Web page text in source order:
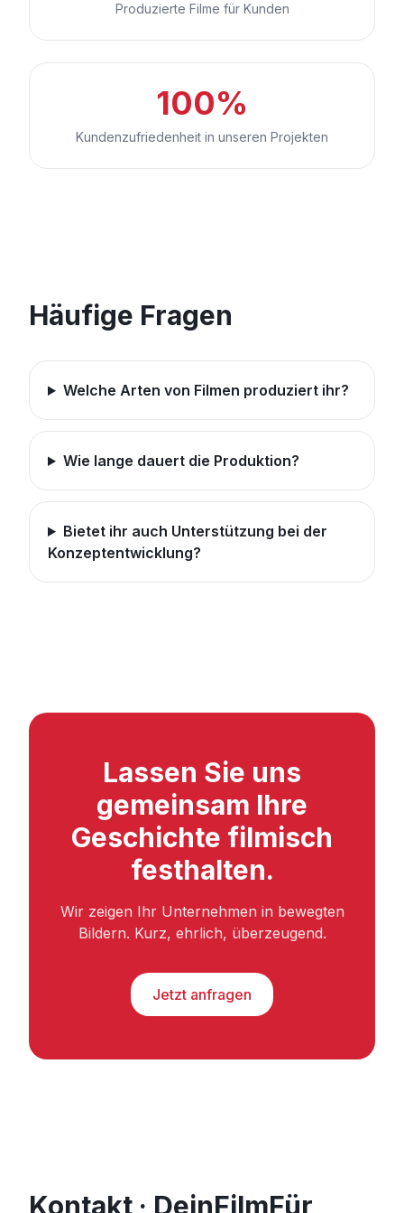
Produzierte Filme für Kunden
100%
Kundenzufriedenheit in unseren Projekten
Häufige Fragen
Welche Arten von Filmen produziert ihr?
Wie lange dauert die Produktion?
Bietet ihr auch Unterstützung bei der
Konzeptentwicklung?
Lassen Sie uns
gemeinsam Ihre
Geschichte filmisch
festhalten.
Wir zeigen Ihr Unternehmen in bewegten
Bildern. Kurz, ehrlich, überzeugend.
Jetzt anfragen
Kontakt · DeinFilmFür